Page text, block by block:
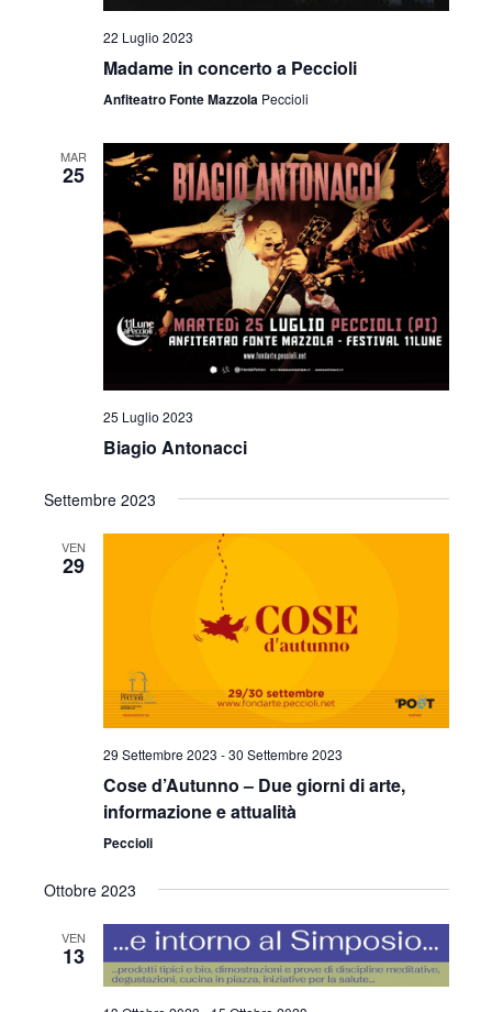
22 Luglio 2023
Madame in concerto a Peccioli
Anfiteatro Fonte Mazzola Peccioli
MAR
25
25 Luglio 2023
Biagio Antonacci
Settembre 2023
VEN
29
29 Settembre 2023 -30 Settembre 2023
Cose d’Autunno – Due giorni di arte,
informazione e attualità
Peccioli
Ottobre 2023
VEN
13